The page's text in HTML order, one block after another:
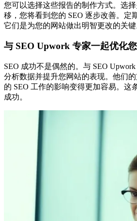
您可以选择这些报告的制作方式。选
移，您将看到您的 SEO 逐步改善。定
它们是为您的网站做出明智更改的关键
与 SEO Upwork 专家一起优化
SEO 成功不是偶然的。与 SEO
分析数据并提升您网站的表现。他们
的 SEO 工作的影响变得更加容易。这
成功。